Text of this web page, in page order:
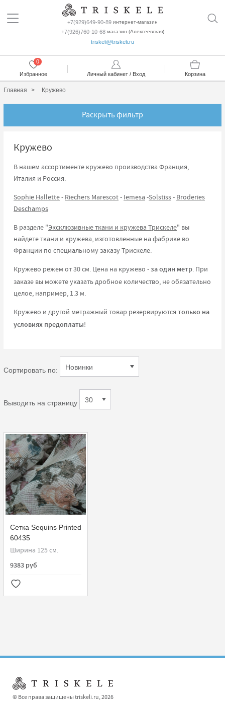
+7(929)649-90-89 интернет-магазин
+7(926)760-10-68магазин (Алексеевская)
triskeli@triskeli.ru
Избранное
0
Личный кабинет / Вход Корзина
Главная Кружево
Раскрыть фильтр
Кружево
В нашем ассортименте кружево производства Франция,
Италия и Россия.
Sophie Hallette- Riechers Marescot- Iemesa -Solstiss- Broderies
Deschamps
В разделе "Эксклюзивные ткани и кружева Трискеле" вы
найдете ткани и кружева, изготовленные на фабрике во
Франции по специальному заказу Трискеле.
Кружево режем от 30 см. Цена на кружево -за один метр. При
заказе вы можете указать дробное количество, не обязательно
целое, например, 1.3 м.
Кружево и другой метражный товар резервируются только на
условиях предоплаты!
Сортировать по:
Выводить на страницу
Сетка Sequins Printed
60435
Ширина 125 см.
9383 руб
© Все права защищены triskeli.ru, 2026